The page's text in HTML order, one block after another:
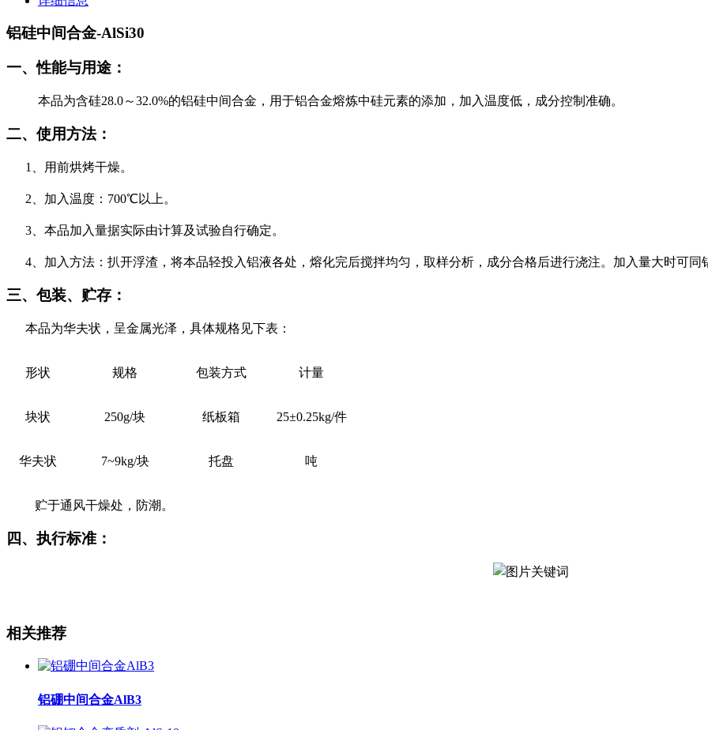
铝硅中间合金-AlSi30
一、性能与用途：
本品为含硅28.0～32.0%的铝硅中间合金，用于铝合金熔炼中硅元素的添加，加入温度低，成分控制准确。
二、使用方法：
1 、用前烘烤干燥。
2 、加入温度： 700℃以上。
3 、本品加入量据实际由计算及试验自行确定。
4 、加入方法：扒开浮渣，将本品轻投入铝液各处，熔化完后搅拌均匀，取样分析，成分合格后进行浇注。加入量大时可同
三、包装、贮存：
本品为华夫状，呈金属光泽，具体规格见下表：
形状 规格 包装方式 计量
块状 250g/块 纸板箱 25±0.25kg/件
华夫状 7~9kg/块 托盘 吨
贮于通风干燥处，防潮。
四、执行标准：
相关推荐
铝硼中间合金AlB3